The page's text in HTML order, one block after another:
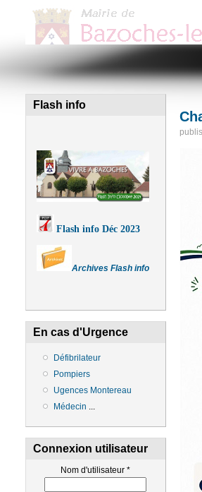
Flash info
Flash info Déc 2023
Archives Flash info
En cas d'Urgence
Défibrilateur
Pompiers
Ugences Montereau
Médecin ...
Connexion utilisateur
Nom d'utilisateur*